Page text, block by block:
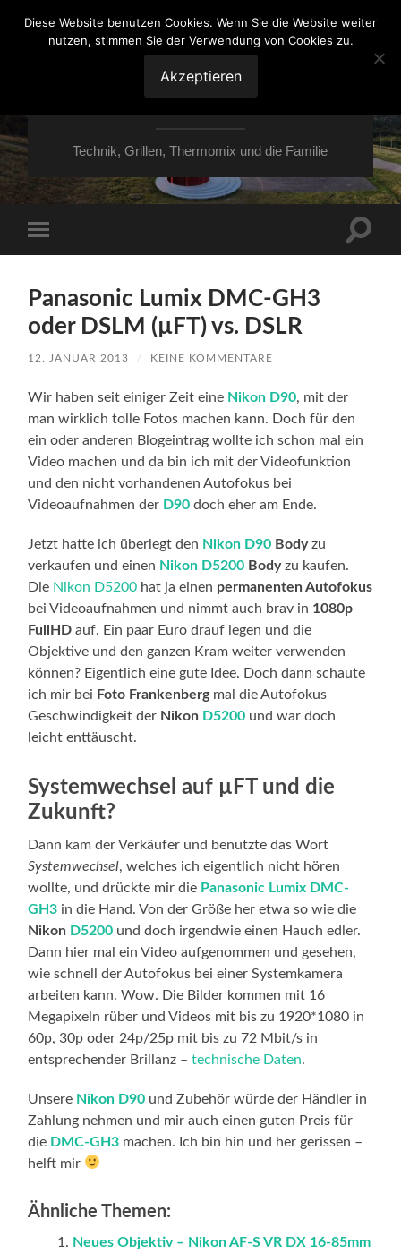
VON ESSEN ÜBER
HESSEN NACH
MOERS
Technik, Grillen, Thermomix und die Familie
Menü
Panasonic Lumix DMC-GH3
oder DSLM (µFT) vs. DSLR
12. JANUAR 2013 / KEINE KOMMENTARE
Wir haben seit einiger Zeit eine Nikon D90, mit der
man wirklich tolle Fotos machen kann. Doch für den
ein oder anderen Blogeintrag wollte ich schon mal ein
Video machen und da bin ich mit der Videofunktion
und den nicht vorhandenen Autofokus bei
Videoaufnahmen der D90 doch eher am Ende.
Jetzt hatte ich überlegt den Nikon D90 Bodyzu
verkaufen und einen Nikon D5200 Bodyzu kaufen.
Die Nikon D5200 hat ja einen permanenten Autofokus
bei Videoaufnahmen und nimmt auch brav in 1080p
FullHD auf. Ein paar Euro drauf legen und die
Objektive und den ganzen Kram weiter verwenden
können? Eigentlich eine gute Idee. Doch dann schaute
ich mir bei Foto Frankenbergmal die Autofokus
Geschwindigkeit der Nikon D5200 und war doch
leicht enttäuscht.
Systemwechsel auf µFT und die
Zukunft?
Dann kam der Verkäufer und benutzte das Wort
Systemwechsel, welches ich eigentlich nicht hören
wollte, und drückte mir die Panasonic Lumix DMC-
GH3 in die Hand. Von der Größe her etwa so wie die
Nikon D5200 und doch irgendwie einen Hauch edler.
Dann hier mal ein Video aufgenommen und gesehen,
wie schnell der Autofokus bei einer Systemkamera
arbeiten kann. Wow. Die Bilder kommen mit 16
Megapixeln rüber und Videos mit bis zu 1920*1080 in
60p, 30p oder 24p/25p mit bis zu 72 Mbit/s in
entsprechender Brillanz –technische Daten.
Unsere Nikon D90 und Zubehör würde der Händler in
Zahlung nehmen und mir auch einen guten Preis für
die DMC-GH3 machen. Ich bin hin und her gerissen –
helft mir
Ähnliche Themen:
Neues Objektiv – Nikon AF-S VR DX 16-85mm
Diese Website benutzen Cookies. Wenn Sie die Website weiter
nutzen, stimmen Sie der Verwendung von Cookies zu.
Akzeptieren